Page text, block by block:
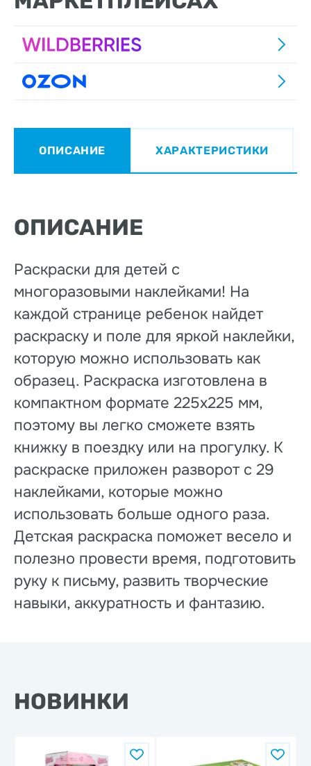
ОПИСАНИЕ ХАРАКТЕРИСТИКИ
ОПИСАНИЕ
Раскраски для детей с
многоразовыми наклейками! На
каждой странице ребенок найдет
раскраску и поле для яркой наклейки,
которую можно использовать как
образец. Раскраска изготовлена в
компактном формате 225х225 мм,
поэтому вы легко сможете взять
книжку в поездку или на прогулку. К
раскраске приложен разворот с 29
наклейками, которые можно
использовать больше одного раза.
Детская раскраска поможет весело и
полезно провести время, подготовить
руку к письму, развить творческие
навыки, аккуратность и фантазию.
НОВИНКИ